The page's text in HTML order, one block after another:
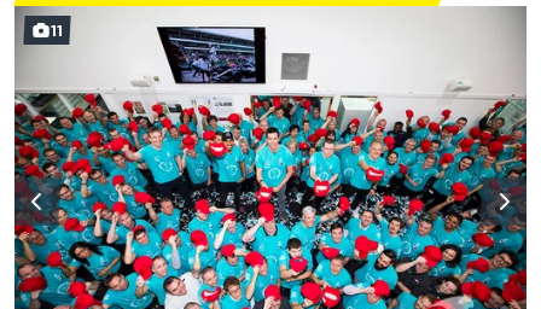
11